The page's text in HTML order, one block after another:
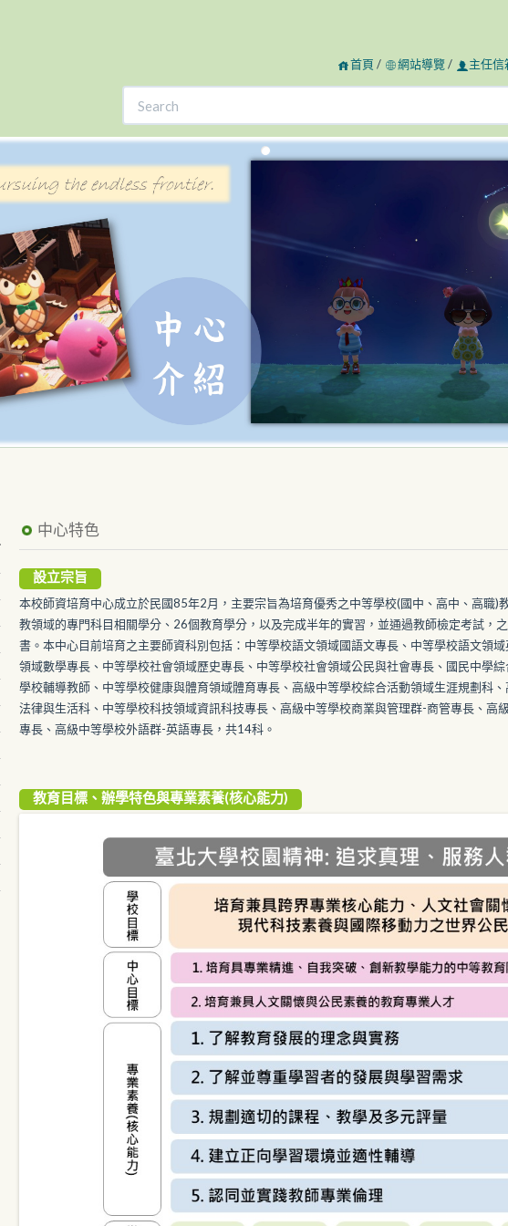
首頁 / 網站導覽/ 主任信
中心特色
設立宗旨
本校師資培育中心成立於民國85年2月，主要宗旨為培育優秀之中等學校(國中、高中、高職)
教領域的專門科目相關學分、26個教育學分，以及完成半年的實習，並通過教師檢定考試，
書。本中心目前培育之主要師資科別包括：中等學校語文領域國語文專長、中等學校語文領
領域數學專長、中等學校社會領域歷史專長、中等學校社會領域公民與社會專長、國民中學
學校輔導教師、中等學校健康與體育領域體育專長、高級中等學校綜合活動領域生涯規劃科
法律與生活科、中等學校科技領域資訊科技專長、高級中等學校商業與管理群-商管專長、高
專長、高級中等學校外語群-英語專長，共14科。
教育目標、辦學特色與專業素養(核心能力)